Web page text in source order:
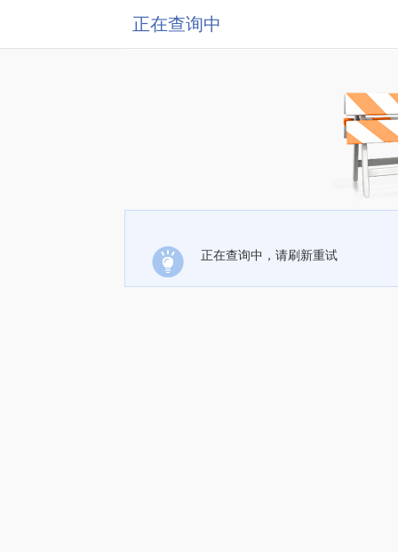
正在查询中
正在查询中，请刷新重试